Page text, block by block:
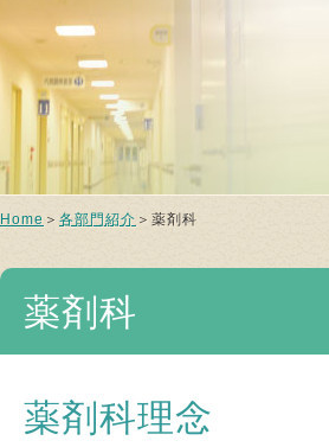
Home ＞ 各部門紹介 ＞薬剤科
薬剤科
薬剤科理念